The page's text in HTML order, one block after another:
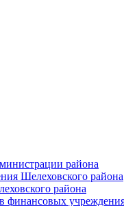
района
Шелеховского района
района
финансовых